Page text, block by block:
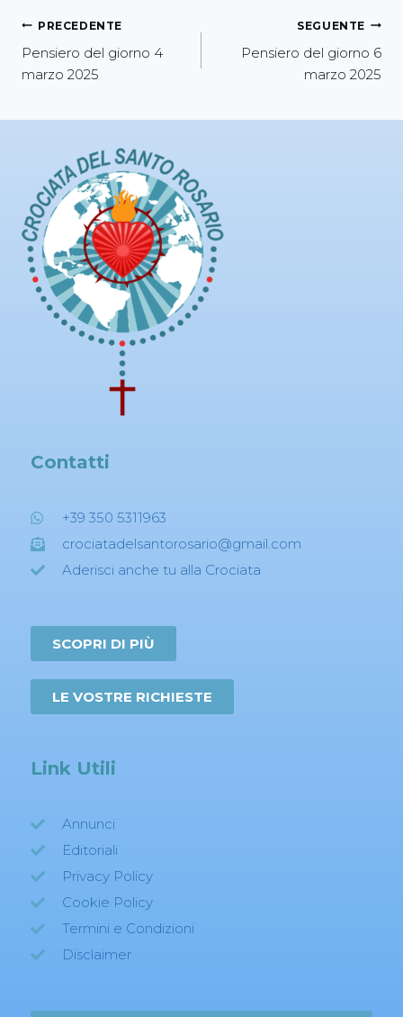
PRECEDENTE
Pensiero del giorno 4
marzo 2025
SEGUENTE
Pensiero del giorno 6
marzo 2025
Contatti
+39 350 5311963
crociatadelsantorosario@gmail.com
Aderisci anche tu alla Crociata
SCOPRI DI PIÙ
LE VOSTRE RICHIESTE
Link Utili
Annunci
Editoriali
Privacy Policy
Cookie Policy
Termini e Condizioni
Disclaimer